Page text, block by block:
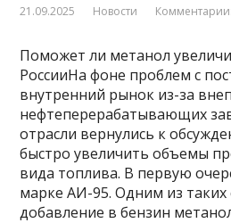
21.09.2025 Новости
Поможет ли метанол
РоссииНа фоне проблем с
внутренний рынок из-за
нефтеперерабатывающих
отрасли вернулись к
быстро увеличить объемы
вида топлива. В первую
марке АИ-95. Одним из таких
добавление в бензин